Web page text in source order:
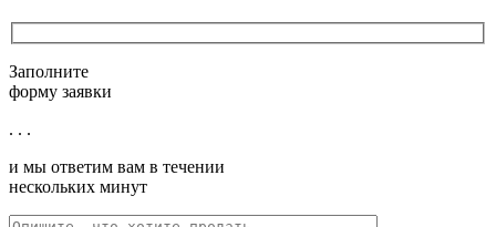
Заполните
форму заявки
. . .
и мы ответим вам в течении
нескольких минут